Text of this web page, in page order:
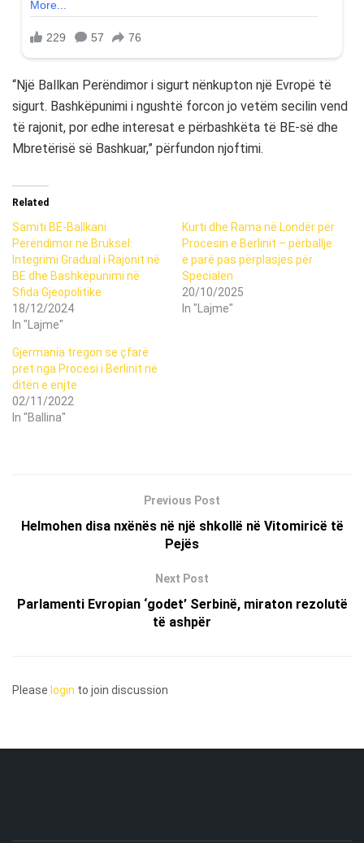
“Një Ballkan Perëndimor i sigurt nënkupton një Evropë të
sigurt. Bashkëpunimi i ngushtë forcon jo vetëm secilin vend
të rajonit, por edhe interesat e përbashkëta të BE-së dhe
Mbretërisë së Bashkuar,” përfundon njoftimi.
Related
Samiti BE-Ballkani
Perëndimor në Bruksel:
Integrimi Gradual i Rajonit në
BE dhe Bashkëpunimi në
Sfida Gjeopolitike
18/12/2024
In "Lajme"
Kurti dhe Rama në Londër për
Procesin e Berlinit – përballje
e parë pas përplasjes për
Specialen
20/10/2025
In "Lajme"
Gjermania tregon se çfarë
pret nga Procesi i Berlinit në
ditën e enjte
02/11/2022
In "Ballina"
Previous Post
Helmohen disa nxënës në një shkollë në Vitomiricë të
Pejës
Next Post
Parlamenti Evropian ‘godet’ Serbinë, miraton rezolutë
të ashpër
Please login to join discussion